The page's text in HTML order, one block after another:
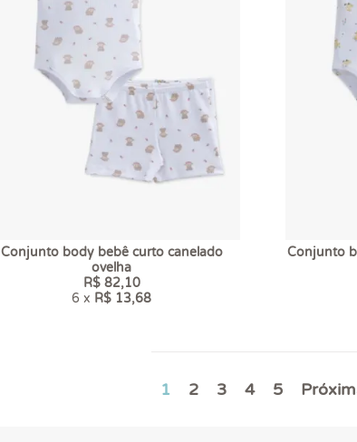
Conjunto body bebê curto canelado
ovelha
R$ 82,10
6 x R$ 13,68
Conjunto
1 2 3 4 5